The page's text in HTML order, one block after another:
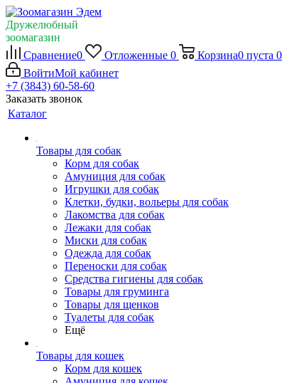
Дружелюбный
зоомагазин
Сравнение0 Отложенные 0 Корзина0 пуста 0
ВойтиМой кабинет
+7 (3843) 60-58-60
Заказать звонок
Каталог
Товары для собак
Корм для собак
Амуниция для собак
Игрушки для собак
Клетки, будки, вольеры для собак
Лакомства для собак
Лежаки для собак
Миски для собак
Одежда для собак
Переноски для собак
Средства гигиены для собак
Товары для груминга
Товары для щенков
Туалеты для собак
Ещё
Товары для кошек
Корм для кошек